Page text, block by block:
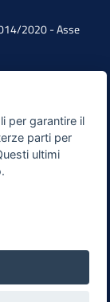
2020 - Asse
per garantire il
parti per
ultimi